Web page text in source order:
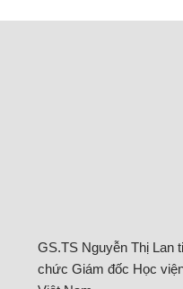
GS.TS Nguyễn Thị Lan
chức Giám đốc Học